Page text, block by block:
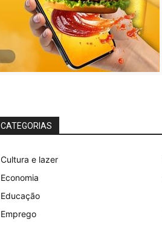
CATEGORIAS
Cultura e lazer
Economia
Educação
Emprego